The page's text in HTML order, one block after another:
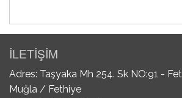
İLETİŞİM
Adres: Taşyaka Mh 254. Sk NO:91 -
Muğla / Fethiye